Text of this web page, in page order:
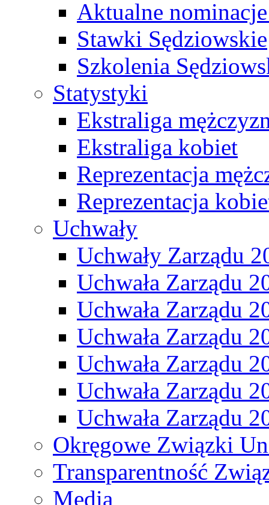
Aktualne
Stawki Sędziowskie
Szkolenia
Statystyki
Ekstraliga
Ekstraliga kobiet
Reprezentacja
Reprezentacja
Uchwały
Uchwały Zarządu
Uchwała Zarządu
Uchwała Zarządu
Uchwała Zarządu
Uchwała Zarządu
Uchwała Zarządu
Uchwała Zarządu
Okręgowe Związki
Transparentność
Media